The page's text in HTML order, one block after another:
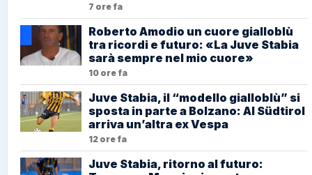
7 ore fa
Roberto Amodio un cuore gialloblù
tra ricordi e futuro: «La Juve Stabia
sarà sempre nel mio cuore»
10 ore fa
Juve Stabia, il “modello gialloblù” si
sposta in parte a Bolzano: Al Südtirol
arriva un’altra ex Vespa
12 ore fa
Juve Stabia, ritorno al futuro: